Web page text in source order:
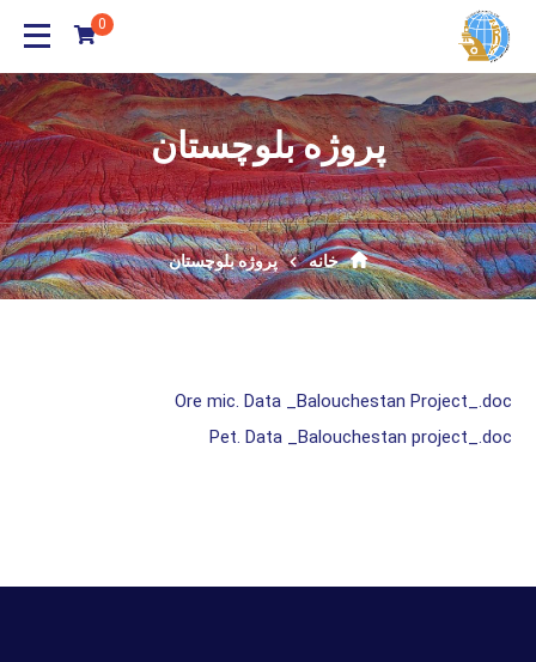
پروژه بلوچستان
خانه پروژه بلوچستان
Ore mic. Data _Balouchestan Project_.doc
Pet. Data _Balouchestan project_.doc